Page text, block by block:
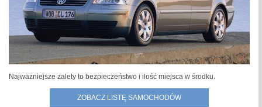
Najważniejsze zalety to bezpieczeństwo i ilość miejsca w środku.
ZOBACZ LISTĘ SAMOCHODÓW